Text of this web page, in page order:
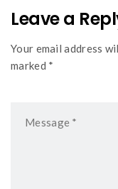
Leave a
Your email address
marked *